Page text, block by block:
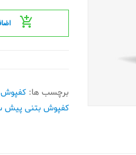
برچسب ها: کفپوش
کفپوش بتنی پیش